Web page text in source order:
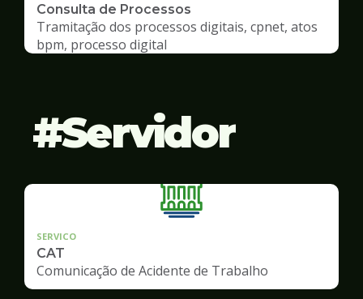
Consulta de Processos
Tramitação dos processos digitais, cpnet, atos
bpm, processo digital
Servidor
SERVICO
CAT
Comunicação de Acidente de Trabalho